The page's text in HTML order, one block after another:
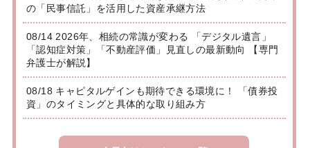
の「民事信託」を活用した資産承継方法
08/14 2026年、相続の常識が変わる 「デジタル遺言」
「認知症対策」「不動産評価」見直しの最新動向 【専門
弁護士が解説】
08/18 キャピタルゲインも期待できる環境に！ 「債券投
資」のタイミングと具体的な取り組み方